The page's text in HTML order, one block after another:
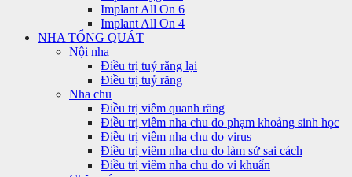
Implant All On 6
Implant All On 4
NHA TỔNG QUÁT
Nội nha
Điều trị tuỷ răng lại
Điều trị tuỷ răng
Nha chu
Điều trị viêm quanh răng
Điều trị viêm nha chu do phạm khoảng sinh học
Điều trị viêm nha chu do virus
Điều trị viêm nha chu do làm sứ sai cách
Điều trị viêm nha chu do vi khuẩn